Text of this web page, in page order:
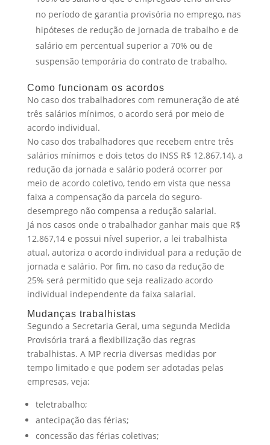
no período de garantia provisória no emprego, nas
hipóteses de redução de jornada de trabalho e de
salário em percentual superior a 70% ou de
suspensão temporária do contrato de trabalho.
Como funcionam os acordos
No caso dos trabalhadores com remuneração de até
três salários mínimos, o acordo será por meio de
acordo individual.
No caso dos trabalhadores que recebem entre três
salários mínimos e dois tetos do INSS R$ 12.867,14), a
redução da jornada e salário poderá ocorrer por
meio de acordo coletivo, tendo em vista que nessa
faixa a compensação da parcela do seguro-
desemprego não compensa a redução salarial.
Já nos casos onde o trabalhador ganhar mais que R$
12.867,14 e possui nível superior, a lei trabalhista
atual, autoriza o acordo individual para a redução de
jornada e salário. Por fim, no caso da redução de
25% será permitido que seja realizado acordo
individual independente da faixa salarial.
Mudanças trabalhistas
Segundo a Secretaria Geral, uma segunda Medida
Provisória trará a flexibilização das regras
trabalhistas. A MP recria diversas medidas por
tempo limitado e que podem ser adotadas pelas
empresas, veja:
teletrabalho;
antecipação das férias;
concessão das férias coletivas;